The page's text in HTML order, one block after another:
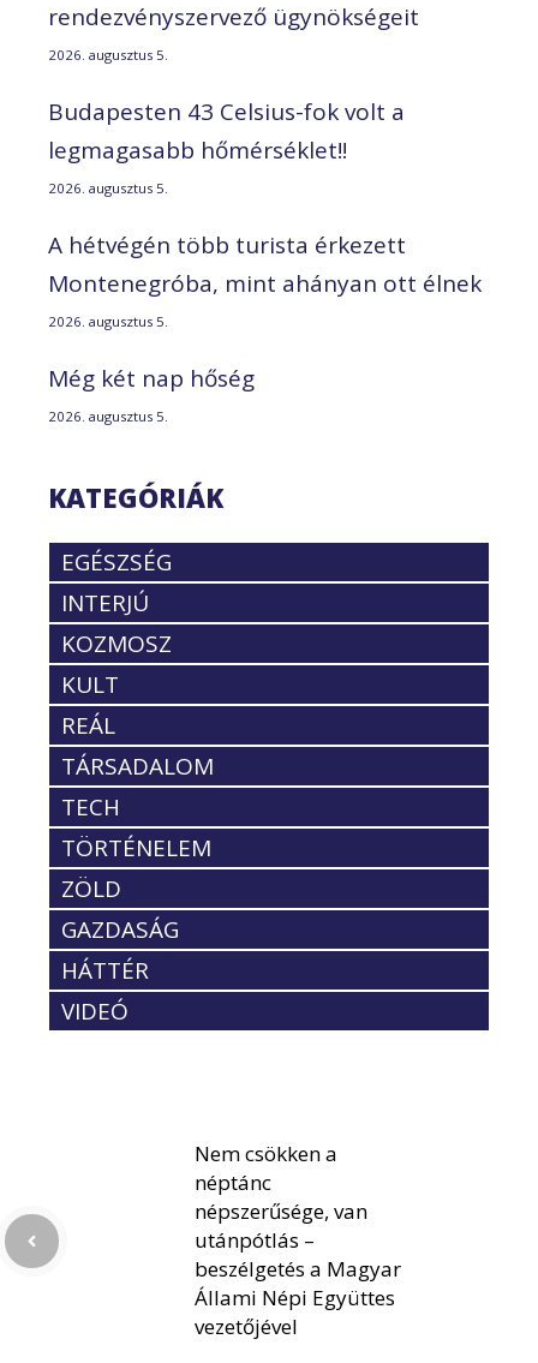
rendezvényszervező ügynökségeit
2026. augusztus 5.
Budapesten 43 Celsius-fok volt a
legmagasabb hőmérséklet!!
2026. augusztus 5.
A hétvégén több turista érkezett
Montenegróba, mint ahányan ott élnek
2026. augusztus 5.
Még két nap hőség
2026. augusztus 5.
KATEGÓRIÁK
EGÉSZSÉG
INTERJÚ
KOZMOSZ
KULT
REÁL
TÁRSADALOM
TECH
TÖRTÉNELEM
ZÖLD
GAZDASÁG
HÁTTÉR
VIDEÓ
Nem csökken a
néptánc
népszerűsége, van
utánpótlás –
beszélgetés a Magyar
Állami Népi Együttes
vezetőjével